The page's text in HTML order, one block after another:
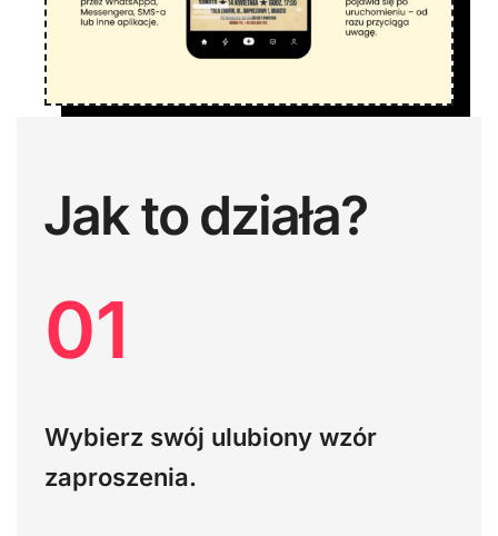
Jak to działa?
01
Wybierz swój ulubiony wzór
zaproszenia.